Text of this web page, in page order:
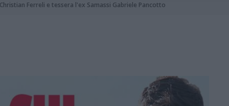
Ferreli e tessera l'ex Samassi Gabriele Pancotto